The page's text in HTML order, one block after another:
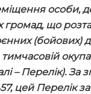
особи,
громад, що
(бойових)
– Перелік). За
цей Перелік